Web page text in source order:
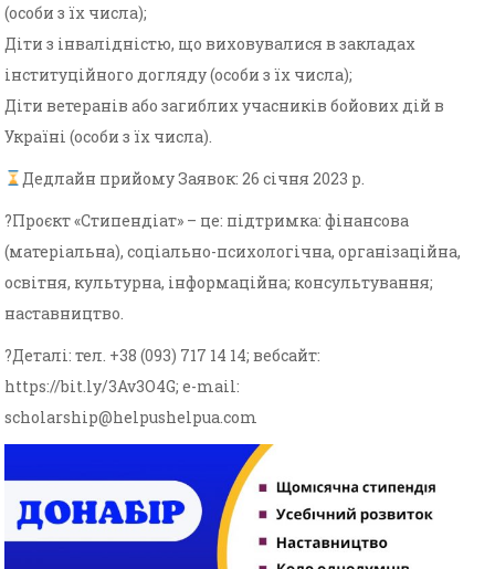
(особи з їх числа);
Діти з інвалідністю, що виховувалися в закладах
інституційного догляду (особи з їх числа);
Діти ветеранів або загиблих учасників бойових дій в
Україні (особи з їх числа).
Дедлайн прийому Заявок: 26 січня 2023 р.
?Проєкт «Стипендіат» – це: підтримка: фінансова
(матеріальна), соціально-психологічна, організаційна,
освітня, культурна, інформаційна; консультування;
наставництво.
?Деталі: тел. +38 (093) 717 14 14; вебсайт:
https://bit.ly/3Av3O4G; e-mail:
scholarship@helpushelpua.com